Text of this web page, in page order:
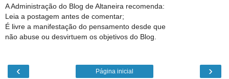
A Administração do Blog de Altaneira recomenda:
Leia a postagem antes de comentar;
É livre a manifestação do pensamento desde que
não abuse ou desvirtuem os objetivos do Blog.
‹ ›
Página inicial